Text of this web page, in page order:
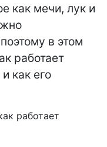
как мечи, лук и
в этом
работает
как его
работает